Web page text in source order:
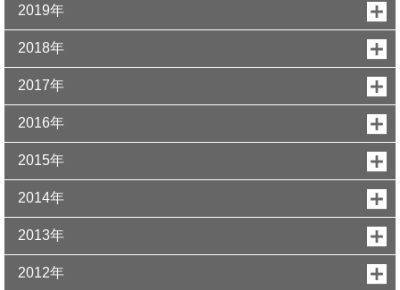
2019年
2018年
2017年
2016年
2015年
2014年
2013年
2012年